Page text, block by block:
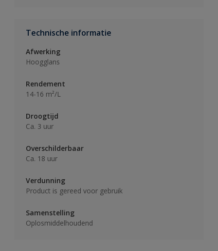
Technische informatie
Afwerking
Hoogglans
Rendement
14-16 m²/L
Droogtijd
Ca. 3 uur
Overschilderbaar
Ca. 18 uur
Verdunning
Product is gereed voor gebruik
Samenstelling
Oplosmiddelhoudend